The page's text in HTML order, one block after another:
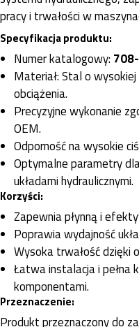
pracy i trwałości w
Specyfikacja produktu:
Numer katalogowy:
Materiał: Stal o
obciążenia.
Precyzyjne wykonanie
OEM.
Odporność na wysokie
Optymalne parametry
układami hydraulicznymi.
Korzyści:
Zapewnia płynną i
Poprawia wydajność
Wysoka trwałość dzięki
Łatwa instalacja i pełna
komponentami.
Przeznaczenie:
Produkt przeznaczony do